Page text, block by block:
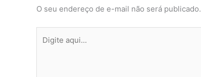
O seu endereço de e-mail não será publicado.
aqui...